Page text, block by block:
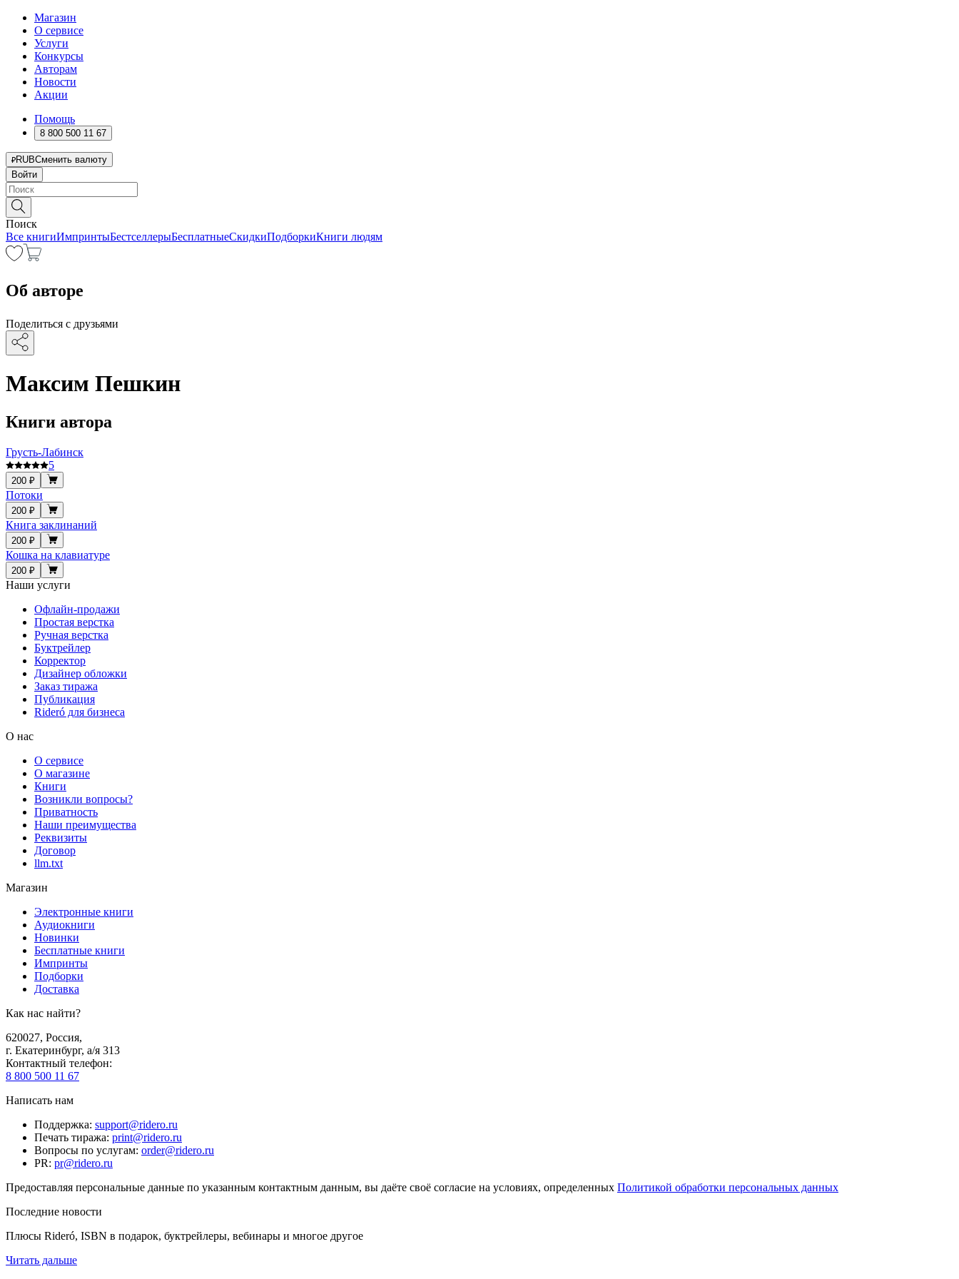
Магазин
О сервисе
Услуги
Конкурсы
Авторам
Новости
Акции
Помощь
8 800 500 11 67
RUBСменить валюту
Войти
Поиск
Все книгиИмпринтыБестселлерыБесплатныеСкидкиПодборкиКниги людям
Об авторе
Поделиться с друзьями
Максим Пешкин
Книги автора
Грусть-Лабинск
5
200 ₽
Потоки
200 ₽
Книга заклинаний
200 ₽
Кошка на клавиатуре
200 ₽
Наши услуги
Офлайн-продажи
Простая верстка
Ручная верстка
Буктрейлер
Корректор
Дизайнер обложки
Заказ тиража
Публикация
Rideró для бизнеса
О нас
О сервисе
О магазине
Книги
Возникли вопросы?
Приватность
Наши преимущества
Реквизиты
Договор
llm.txt
Магазин
Электронные книги
Аудиокниги
Новинки
Бесплатные книги
Импринты
Подборки
Доставка
Как нас найти?
620027, Россия,
г. Екатеринбург, а/я 313
Контактный телефон:
8 800 500 11 67
Написать нам
Поддержка: support@ridero.ru
Печать тиража: print@ridero.ru
Вопросы по услугам: order@ridero.ru
PR: pr@ridero.ru
Предоставляя персональные данные по указанным контактным данным, вы даёте своё согласие на условиях, определенных Политикой обработки персональных данных
Последние новости
Плюсы Rideró, ISBN в подарок, буктрейлеры, вебинары и многое другое
Читать дальше